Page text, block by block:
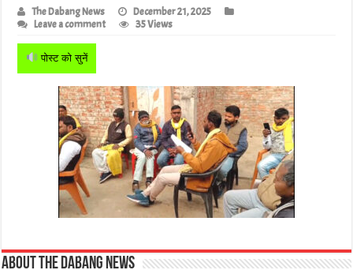
The Dabang News
December 21, 2025
Leave a comment
35 Views
पोस्ट को सुनें
About The Dabang News